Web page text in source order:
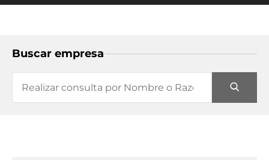
Buscar empresa